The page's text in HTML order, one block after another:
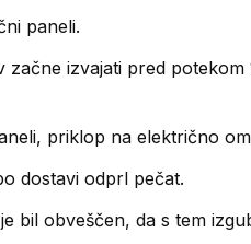
paneli.
izvajati pred potekom
priklop na električno
dostavi odprl pečat.
bil obveščen, da s tem